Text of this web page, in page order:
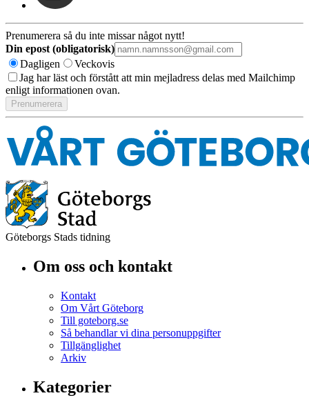
Prenumerera så du inte missar något nytt!
Din epost (obligatorisk)
Dagligen
Veckovis
Jag har läst och förstått att min mejladress delas med Mailchimp
enligt informationen ovan.
Göteborgs Stads tidning
Om oss och kontakt
Kontakt
Om Vårt Göteborg
Till goteborg.se
Så behandlar vi dina personuppgifter
Tillgänglighet
Arkiv
Kategorier